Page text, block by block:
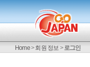
Home>회원 정보 >로그인